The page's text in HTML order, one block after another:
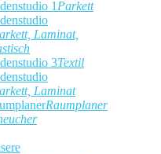
1 Parkett
Laminat,
3Textil
Laminat
Raumplaner